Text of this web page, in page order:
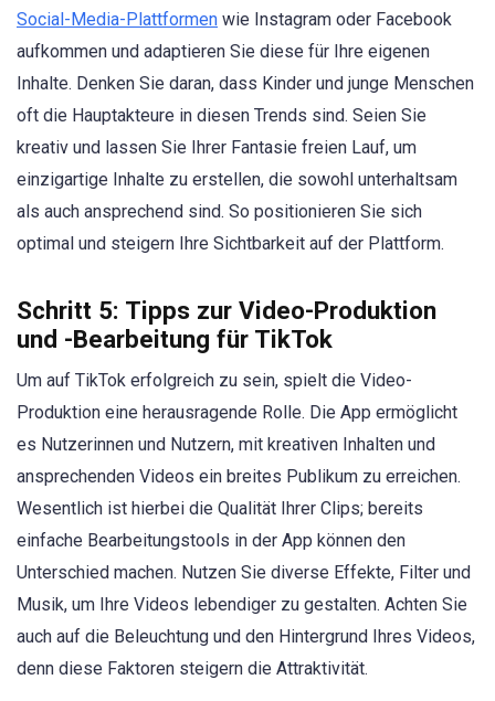
Social-Media-Plattformen wie Instagram oder Facebook
aufkommen und adaptieren Sie diese für Ihre eigenen
Inhalte. Denken Sie daran, dass Kinder und junge Menschen
oft die Hauptakteure in diesen Trends sind. Seien Sie
kreativ und lassen Sie Ihrer Fantasie freien Lauf, um
einzigartige Inhalte zu erstellen, die sowohl unterhaltsam
als auch ansprechend sind. So positionieren Sie sich
optimal und steigern Ihre Sichtbarkeit auf der Plattform.
Schritt 5: Tipps zur Video-Produktion
und -Bearbeitung für TikTok
Um auf TikTok erfolgreich zu sein, spielt die Video-
Produktion eine herausragende Rolle. Die App ermöglicht
es Nutzerinnen und Nutzern, mit kreativen Inhalten und
ansprechenden Videos ein breites Publikum zu erreichen.
Wesentlich ist hierbei die Qualität Ihrer Clips; bereits
einfache Bearbeitungstools in der App können den
Unterschied machen. Nutzen Sie diverse Effekte, Filter und
Musik, um Ihre Videos lebendiger zu gestalten. Achten Sie
auch auf die Beleuchtung und den Hintergrund Ihres Videos,
denn diese Faktoren steigern die Attraktivität.